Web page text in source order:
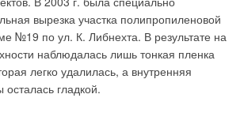
вырезка участка полипропиленовой
№19 по ул. К. Либнехта. В результате на
наблюдалась лишь тонкая пленка
легко удалилась, а внутренняя
осталась гладкой.
в 2003 г. Исследовательская
собой пространство в 297 м2.
с внешней и три смежные стены — с
к кондиционированию.
смежены с помещениями без